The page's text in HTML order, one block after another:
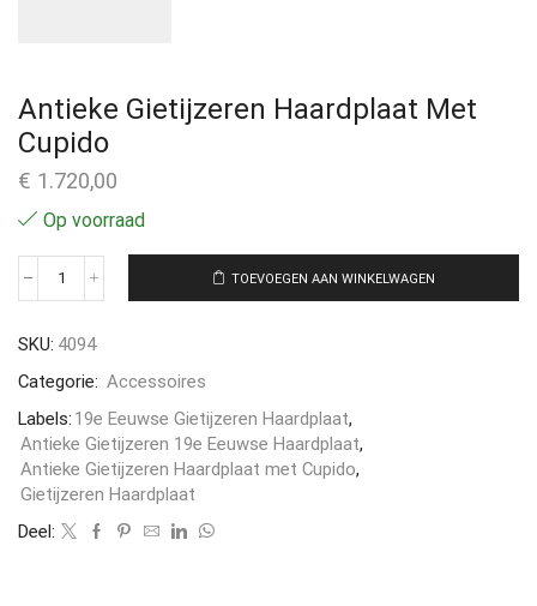
Antieke Gietijzeren Haardplaat Met
Cupido
€ 1.720,00
Op voorraad
TOEVOEGEN AAN WINKELWAGEN
SKU: 4094
Categorie: Accessoires
Labels: 19e Eeuwse Gietijzeren Haardplaat,
Antieke Gietijzeren 19e Eeuwse Haardplaat,
Antieke Gietijzeren Haardplaat met Cupido,
Gietijzeren Haardplaat
Deel: